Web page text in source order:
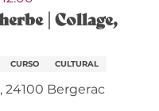
| Collage,
CURSO CULTURAL
24100 Bergerac